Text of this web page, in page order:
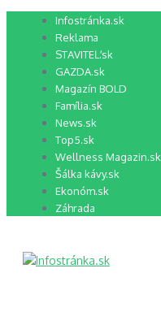
Preskočiť Infostránka.sk
Reklama
STAVITEĽ.sk
GAZDA.sk
Magazín BOLD
Família.sk
News.sk
Top5.sk
Wellness Magazin.sk
Šálka kávy.sk
Ekonóm.sk
Záhrada